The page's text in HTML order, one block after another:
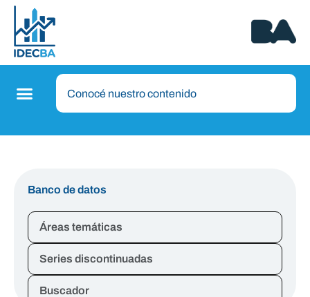
Banco de datos
Áreas temáticas
Series discontinuadas
Buscador